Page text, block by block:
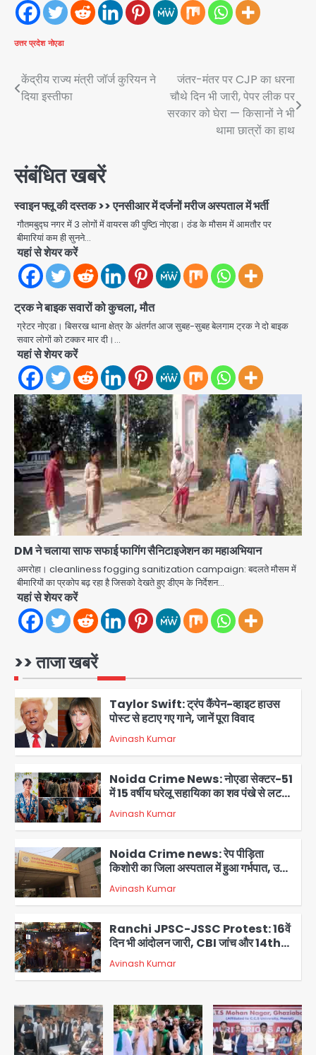
उत्तर प्रदेश नोएडा
Post
navigation
केंद्रीय राज्य मंत्री जॉर्ज कुरियन ने
दिया इस्तीफा
जंतर-मंतर पर CJP का धरना
चौथे दिन भी जारी, पेपर लीक पर
सरकार को घेरा — किसानों ने भी
थामा छात्रों का हाथ
संबंधित खबरें
स्वाइन फ्लू की दस्तक >> एनसीआर में दर्जनों मरीज अस्पताल में भर्ती
गौतमबुद्घ नगर में 3 लोगों में वायरस की पुष्टिï नोएडा। ठंड के मौसम में आमतौर पर
बीमारियां कम ही सुनने…
यहां से शेयर करें
ट्रक ने बाइक सवारों को कुचला, मौत
ग्रेटर नोएडा। बिसरख थाना क्षेत्र के अंतर्गत आज सुबह-सुबह बेलगाम ट्रक ने दो बाइक
सवार लोगों को टक्कर मार दी।…
यहां से शेयर करें
DM ने चलाया साफ सफाई फागिंग सैनिटाइजेशन का महाअभियान
अमरोहा। cleanliness fogging sanitization campaign: बदलते मौसम में
बीमारियों का प्रकोप बढ़ रहा है जिसको देखते हुए डीएम के निर्देशन…
यहां से शेयर करें
>> ताजा खबरें
2
Taylor Swift: ट्रंप कैंपेन-व्हाइट हाउस
पोस्ट से हटाए गए गाने, जानें पूरा विवाद
Avinash Kumar
3
Noida Crime News: नोएडा सेक्टर-51
में 15 वर्षीय घरेलू सहायिका का शव पंखे से लटका
मिला
Avinash Kumar
4
Noida Crime news: रेप पीड़िता
किशोरी का जिला अस्पताल में हुआ गर्भपात, उधर
सेक्टर-49 में महिला को मिली ब्लास्ट की धमकी
Avinash Kumar
5
Ranchi JPSC-JSSC Protest: 16वें
दिन भी आंदोलन जारी, CBI जांच और 14th
Exam रद्द करने की मांग
Avinash Kumar
1
Greater Noida Gas
2
Taylor Swift: ट्रंप कैंपेन-व्हाइट हाउस
पोस्ट से हटाए गए गाने, जानें पूरा विवाद
Avinash Kumar
3
Noida Crime News: नोएडा सेक्टर-51
में 15 वर्षीय घरेलू सहायिका का शव पंखे से लटका
मिला
Avinash Kumar
4
Noida Crime news: रेप पीड़िता
किशोरी का जिला अस्पताल में हुआ गर्भपात, उधर
सेक्टर-49 में महिला को मिली ब्लास्ट की धमकी
Avinash Kumar
5
Ranchi JPSC-JSSC Protest: 16वें
दिन भी आंदोलन जारी, CBI जांच और 14th
Exam रद्द करने की मांग
Avinash Kumar
1
Greater Noida Gas
Connection Fraud: बुजुर्ग से वीडियो
कॉल पर 9.77 लाख की साइबर फ्रॉड
Avinash Kumar